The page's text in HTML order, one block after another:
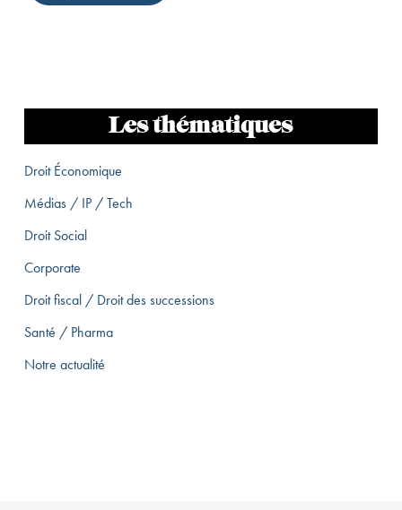
Les thématiques
Droit Économique
Médias / IP / Tech
Droit Social
Corporate
Droit fiscal / Droit des successions
Santé / Pharma
Notre actualité